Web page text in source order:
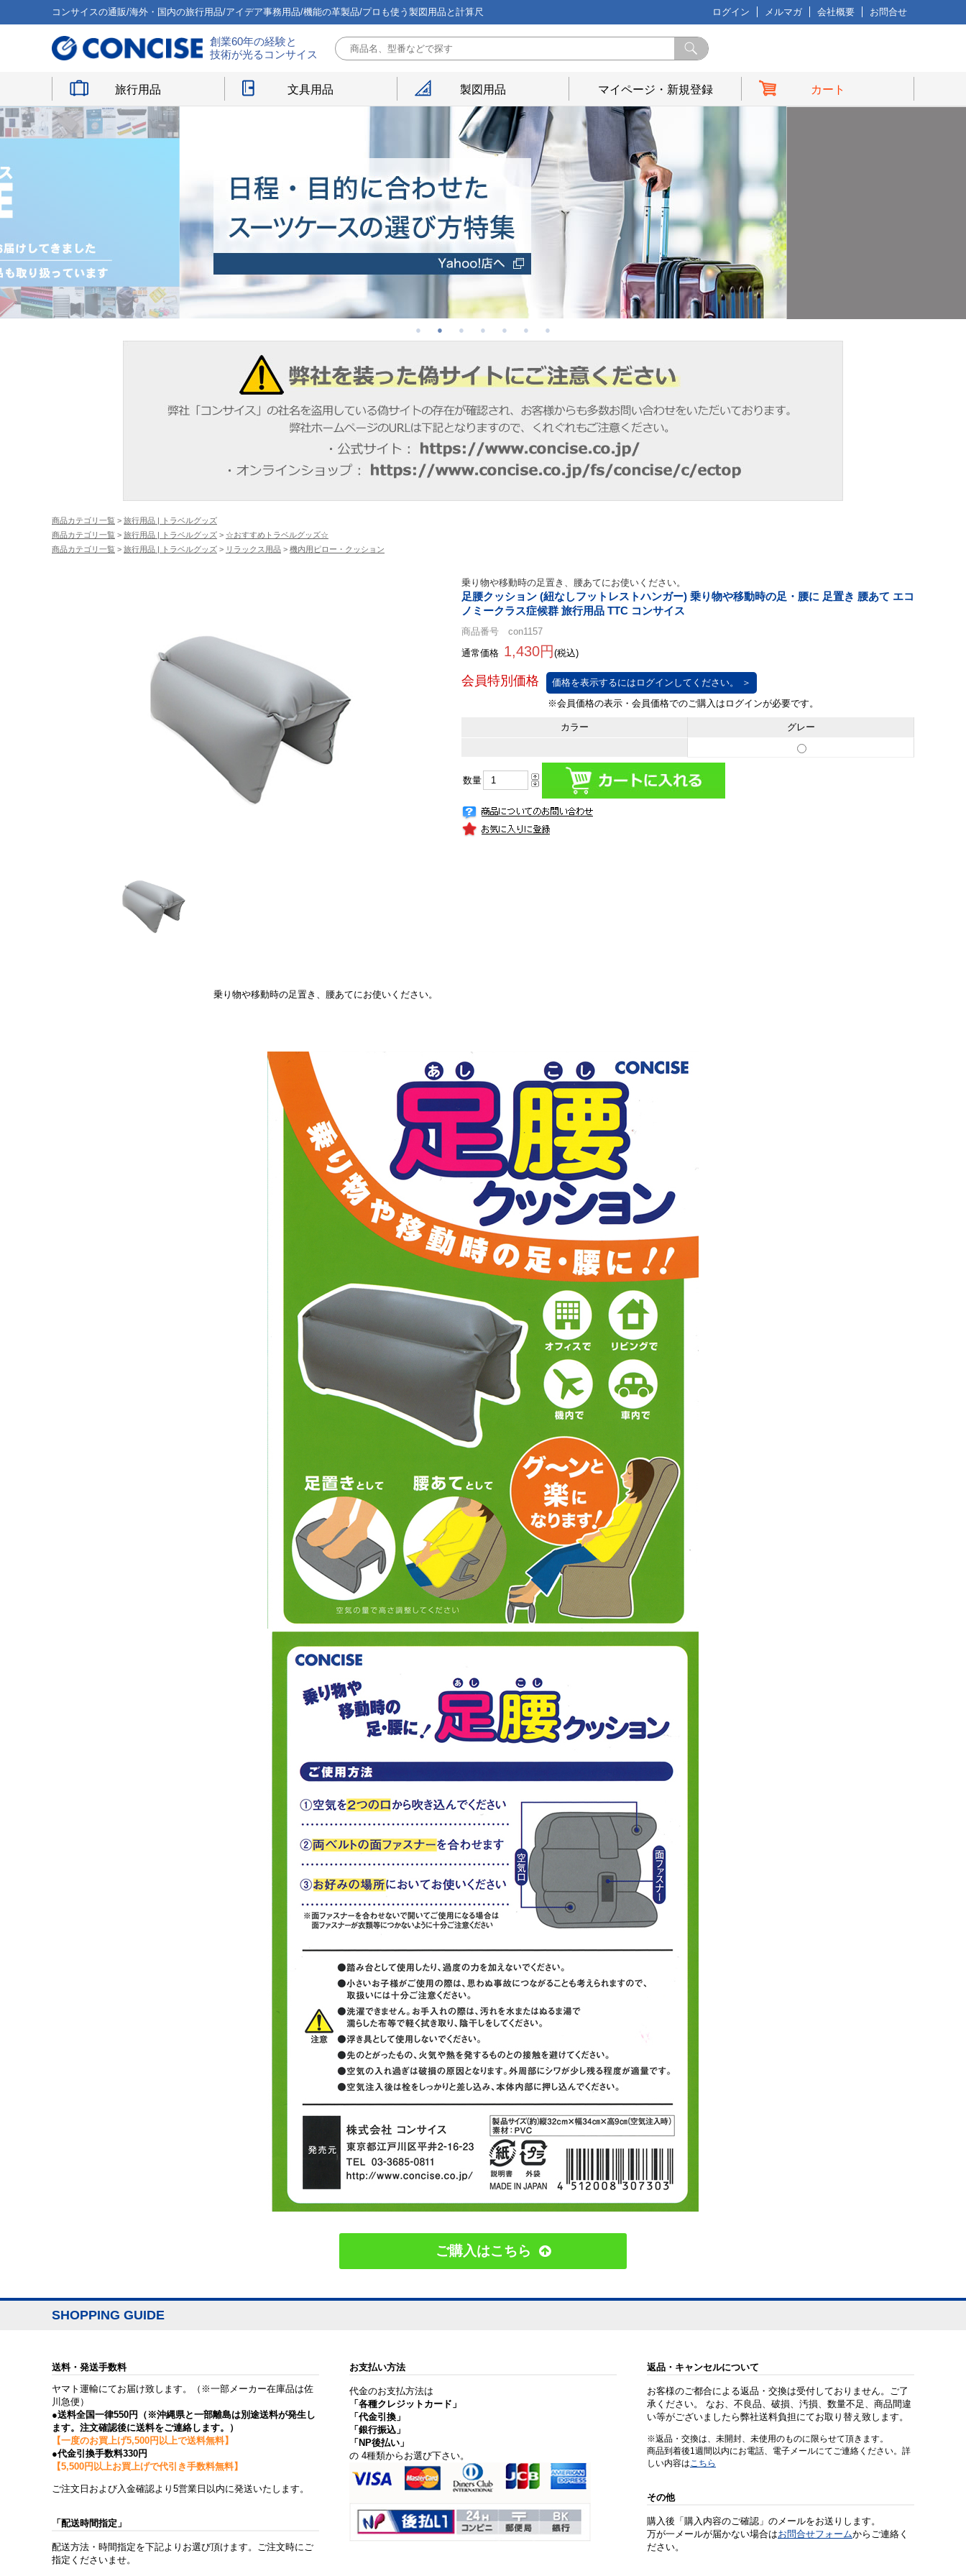
コンサイスの通販/海外・国内の旅行用品/アイデア事務用品/機能の革製品/プロも使う製図用品と計算尺 ログイン メルマガ 会社概要 お問合せ
創業60年の経験と
技術が光るコンサイス
旅行用品 文具用品 製図用品 マイページ・新規登録 カート
商品カテゴリ一覧 > 旅行用品 | トラベルグッズ
商品カテゴリ一覧 > 旅行用品 | トラベルグッズ > ☆おすすめトラベルグッズ☆
商品カテゴリ一覧 > 旅行用品 | トラベルグッズ > リラックス用品 > 機内用ピロー・クッション
乗り物や移動時の足置き、腰あてにお使いください。
足腰クッション (紐なしフットレストハンガー) 乗り物や移動時の足・腰に 足置き 腰あて エコ
ノミークラス症候群 旅行用品 TTC コンサイス
商品番号 con1157
通常価格 1,430円 (税込)
価格を表示するにはログインしてください。 ＞
カラー グレー
数量
乗り物や移動時の足置き、腰あてにお使いください。
ご購入はこちら
SHOPPING GUIDE
送料・発送手数料
ヤマト運輸にてお届け致します。（※一部メーカー在庫品は佐
川急便）
●送料全国一律550円（※沖縄県と一部離島は別途送料が発生し
ます。注文確認後に送料をご連絡します。）
【一度のお買上げ5,500円以上で送料無料】
●代金引換手数料330円
【5,500円以上お買上げで代引き手数料無料】
ご注文日および入金確認より5営業日以内に発送いたします。
「配送時間指定」
配送方法・時間指定を下記よりお選び頂けます。ご注文時にご
指定くださいませ。
お支払い方法
代金のお支払方法は
「各種クレジットカード」
「代金引換」
「銀行振込」
「NP後払い」
の 4種類からお選び下さい。
返品・キャンセルについて
お客様のご都合による返品・交換は受付しておりません。ご了
承ください。 なお、不良品、破損、汚損、数量不足、商品間違
い等がございましたら弊社送料負担にてお取り替え致します。
※返品・交換は、未開封、未使用のものに限らせて頂きます。
商品到着後1週間以内にお電話、電子メールにてご連絡ください。詳
しい内容はこちら
その他
購入後「購入内容のご確認」のメールをお送りします。
万が一メールが届かない場合はお問合せフォームからご連絡く
ださい。